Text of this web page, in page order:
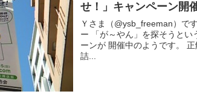
せ！」キャンペーン開
Ｙさま（@ysb_freeman）です。 世田谷区商店街連合会のキ
ー 「が～やん」を探そうと
ーンが 開催中のようです。 正解者の中から300名は 「世田谷みやげ」
詰...